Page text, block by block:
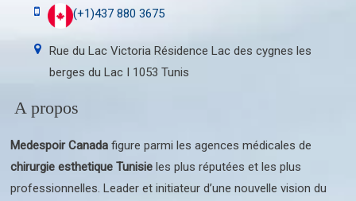
(+1)437 880 3675
Rue du Lac Victoria Résidence Lac des cygnes les
berges du Lac I 1053 Tunis
A propos
Medespoir Canada figure parmi les agences médicales de
chirurgie esthetique Tunisie les plus réputées et les plus
professionnelles. Leader et initiateur d’une nouvelle vision du